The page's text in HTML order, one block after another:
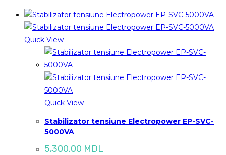
Quick View
Quick View
Stabilizator tensiune Electropower EP-SVC-
5000VA
5,300.00 MDL